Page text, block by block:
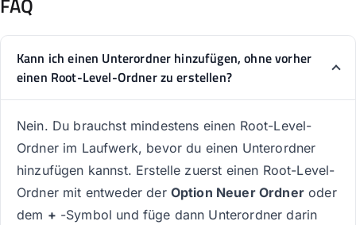
Kann ich einen Unterordner hinzufügen, ohne vorher
einen Root-Level-Ordner zu erstellen?
Nein. Du brauchst mindestens einen Root-Level-
Ordner im Laufwerk, bevor du einen Unterordner
hinzufügen kannst. Erstelle zuerst einen Root-Level-
Ordner mit entweder der Option Neuer Ordneroder
dem + -Symbol und füge dann Unterordner darin